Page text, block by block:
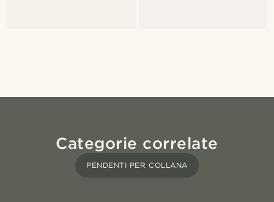
Categorie correlate
PENDENTI PER COLLANA